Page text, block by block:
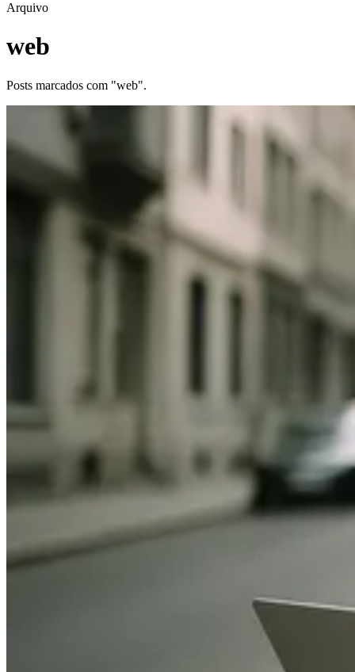
Arquivo
web
Posts marcados com "web".